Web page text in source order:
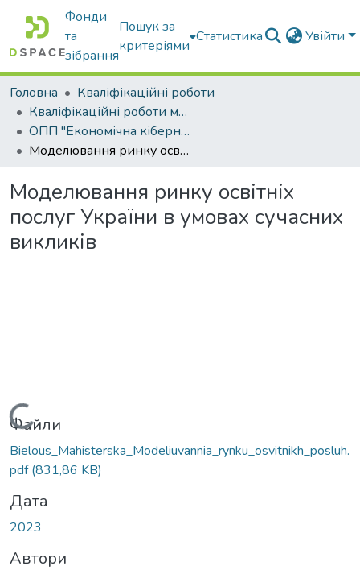
Фонди
та
зібрання
Пошук за
критеріями
Статистика Увійти
Головна
Кваліфікаційні роботи
Кваліфікаційні роботи магістрів
ОПП "Економічна кібернетика"
Моделювання ринку освітніх послуг України в умовах сучасних викликів
Моделювання ринку освітніх
послуг України в умовах сучасних
викликів
Вантажиться...
Файли
Bielous_Mahisterska_Modeliuvannia_rynku_osvitnikh_posluh.
pdf(831,86 KB)
Дата
2023
Автори